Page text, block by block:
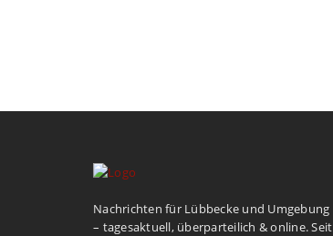
Nachrichten für Lübbecke und Umgebung
– tagesaktuell, überparteilich & online. Seit